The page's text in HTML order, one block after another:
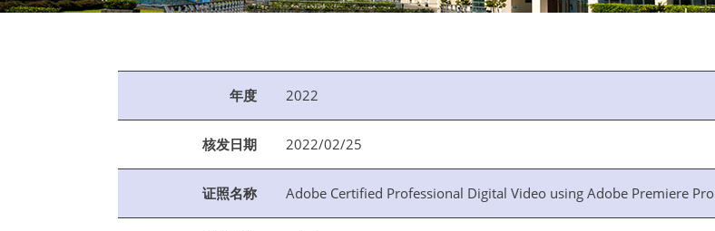
年度 2022
核发日期 2022/02/25
证照名称 Adobe Certified Professional Digital Video using Adobe Premiere Pro